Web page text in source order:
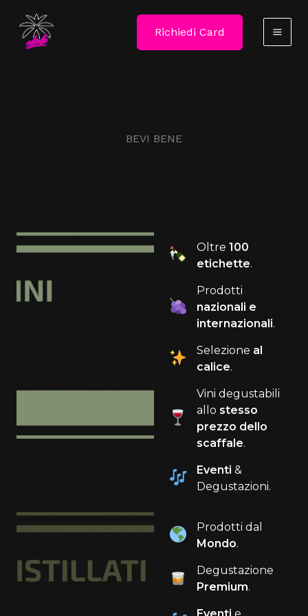
contenuto
Richiedi Card
BEVI BENE
Oltre 100
etichette.
Prodotti
nazionali e
internazionali.
Selezione al
calice.
Vini degustabili
allo stesso
prezzo dello
scaffale.
Eventi &
Degustazioni.
Prodotti dal
Mondo.
Degustazione
Premium.